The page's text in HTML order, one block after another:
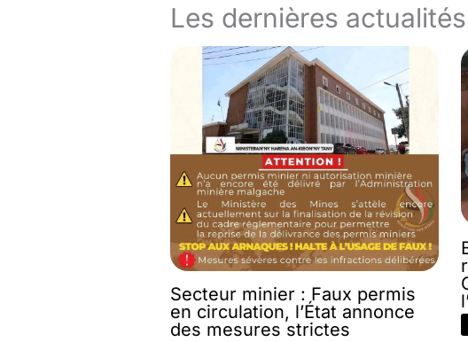
Les dernières actualités
Secteur minier : Faux permis
en circulation, l’État annonce
des mesures strictes